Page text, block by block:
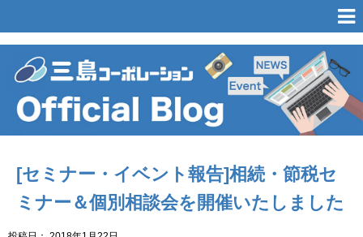
[セミナー・イベント報告]相続・節税セ
ミナー＆個別相談会を開催いたしました